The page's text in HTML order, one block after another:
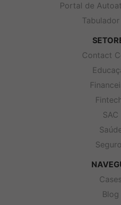
Portal de
Tabulador
Contact
SAC
Cases
Blog